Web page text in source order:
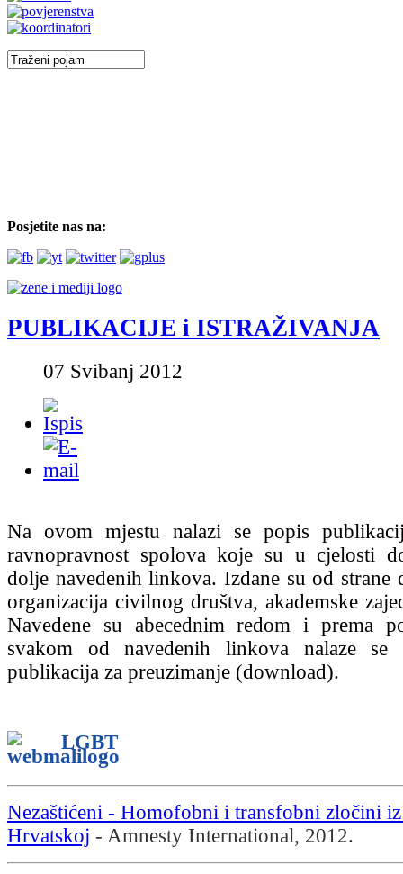
Posjetite nas na:
PUBLIKACIJE i ISTRAŽIVANJA
07 Svibanj 2012
Na ovom mjestu nalazi se popis
ravnopravnost spolova koje su u cjelosti
dolje navedenih linkova. Izdane su od strane
organizacija civilnog društva, akademske
Navedene su abecednim redom i prema
svakom od navedenih linkova nalaze
publikacija za preuzimanje (download).
LGBT
Nezaštićeni - Homofobni i transfobni zločini
Hrvatskoj - Amnesty International, 2012.